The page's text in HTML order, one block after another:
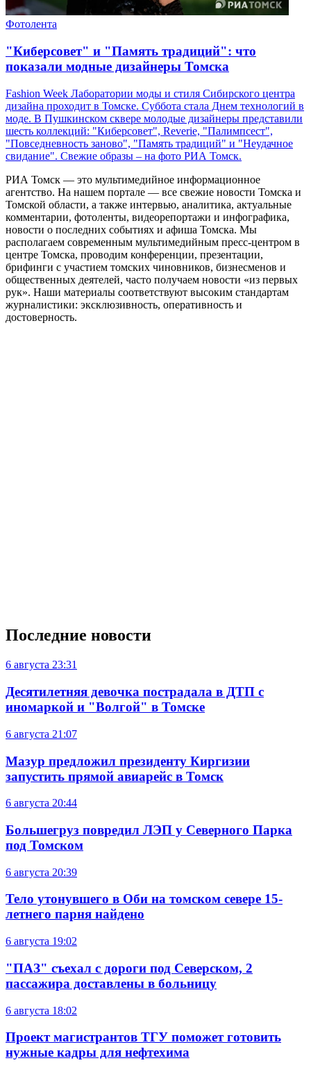
Фотолента
"Киберсовет" и "Память традиций": что
показали модные дизайнеры Томска
Fashion Week Лаборатории моды и стиля Сибирского центра
дизайна проходит в Томске. Суббота стала Днем технологий в
моде. В Пушкинском сквере молодые дизайнеры представили
шесть коллекций: "Киберсовет", Reverie, "Палимпсест",
"Повседневность заново", "Память традиций" и "Неудачное
свидание". Свежие образы – на фото РИА Томск.
РИА Томск — это мультимедийное информационное
агентство. На нашем портале — все свежие новости Томска и
Томской области, а также интервью, аналитика, актуальные
комментарии, фотоленты, видеорепортажи и инфографика,
новости о последних событиях и афиша Томска. Мы
располагаем современным мультимедийным пресс-центром в
центре Томска, проводим конференции, презентации,
брифинги с участием томских чиновников, бизнесменов и
общественных деятелей, часто получаем новости «из первых
рук». Наши материалы соответствуют высоким стандартам
журналистики: эксклюзивность, оперативность и
достоверность.
Последние новости
6 августа 23:31
Десятилетняя девочка пострадала в ДТП с
иномаркой и "Волгой" в Томске
6 августа 21:07
Мазур предложил президенту Киргизии
запустить прямой авиарейс в Томск
6 августа 20:44
Большегруз повредил ЛЭП у Северного Парка
под Томском
6 августа 20:39
Тело утонувшего в Оби на томском севере 15-
летнего парня найдено
6 августа 19:02
"ПАЗ" съехал с дороги под Северском, 2
пассажира доставлены в больницу
6 августа 18:02
Проект магистрантов ТГУ поможет готовить
нужные кадры для нефтехима